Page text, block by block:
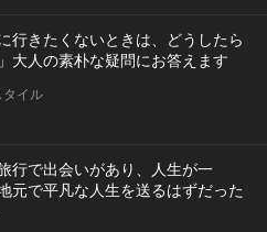
行きたくないときは、どうしたら
大人の素朴な疑問にお答えます
タイル
行で出会いがあり、人生が一
元で平凡な人生を送るはずだった